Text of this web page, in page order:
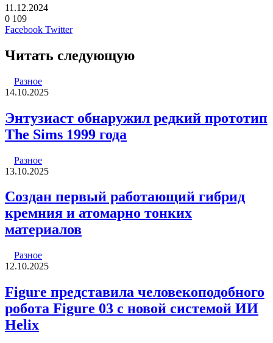
11.12.2024
0 109
Facebook TwitterLinkedIn
Pinterest
Вконтакте
Одноклассники
Skype
WhatsApp
Telegram
Viber
Читать следующую
Разное
14.10.2025
Энтузиаст обнаружил редкий прототип
The Sims 1999 года
Разное
13.10.2025
Создан первый работающий гибрид
кремния и атомарно тонких
материалов
Разное
12.10.2025
Figure представила человекоподобного
робота Figure 03 с новой системой ИИ
Helix